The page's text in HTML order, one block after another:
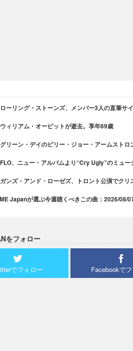
ローリング・ストーンズ、メンバー3人の直筆
ウィリアム・オービットが逝去。享年69歳
グリーン・デイのビリー・ジョー・アームスト
FLO、ニュー・アルバムより“Cry Ugly”のミュー
ガンズ・アンド・ローゼズ、トロント公演でク
Japanが選ぶ今週聴くべきこの曲：2026/08/
をフォロー
でフォロー Facebookで